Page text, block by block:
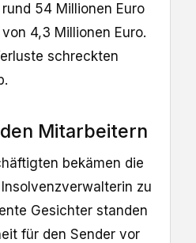
54 Millionen Euro
4,3 Millionen Euro.
schreckten
Mitarbeitern
bekämen die
zu
Gesichter standen
für den Sender vor